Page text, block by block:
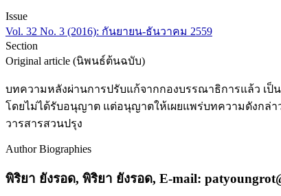
Issue
Vol. 32 No. 3 (2016): กันยายน-ธันวาคม 2559
Section
Original article (นิพนธ์ต้นฉบับ)
บทความหลังผ่านการปรับแก้จากกองบรรณาธิการแล้ว เ
โดยไม่ได้รับอนุญาต แต่อนุญาตให้เผยแพร่บทความดังกล่
วารสารสวนปรุง
Author Biographies
พิริยา ยังรอด, พิริยา ยังรอด, E-mail: